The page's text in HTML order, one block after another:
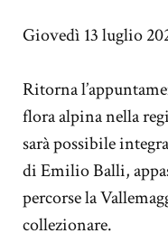
Giovedì 13 luglio
Ritorna
flora alpina nella
sarà possibile
di Emilio Balli,
percorse la
collezionare.